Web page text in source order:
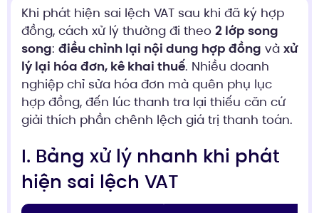
Khi phát hiện sai lệch VAT sau khi đã ký hợp
đồng, cách xử lý thường đi theo 2 lớp song
song: điều chỉnh lại nội dung hợp đồng và xử
lý lại hóa đơn, kê khai thuế. Nhiều doanh
nghiệp chỉ sửa hóa đơn mà quên phụ lục
hợp đồng, đến lúc thanh tra lại thiếu căn cứ
giải thích phần chênh lệch giá trị thanh toán.
I. Bảng xử lý nhanh khi phát
hiện sai lệch VAT